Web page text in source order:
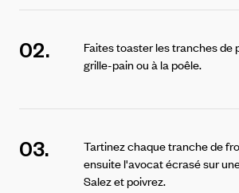
02.
Faites toaster les tranches de
grille-pain ou à la poêle.
03.
Tartinez chaque tranche de
ensuite l'avocat écrasé sur
Salez et poivrez.